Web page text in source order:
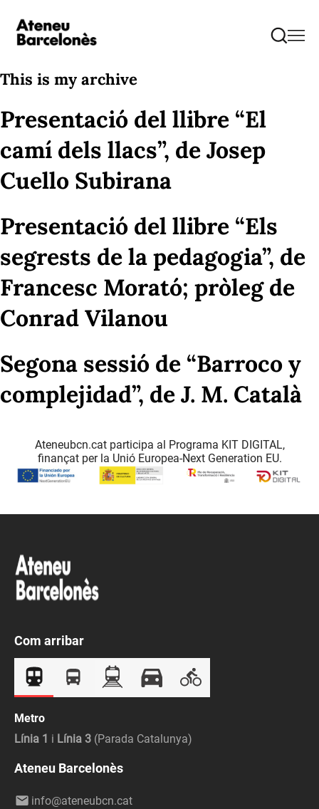
This is my archive
Presentació del llibre “El
camí dels llacs”, de Josep
Cuello Subirana
Presentació del llibre “Els
segrests de la pedagogia”, de
Francesc Morató; pròleg de
Conrad Vilanou
Segona sessió de “Barroco y
complejidad”, de J. M. Català
Ateneubcn.cat participa al Programa KIT DIGITAL,
finançat per la Unió Europea-Next Generation EU.
Com arribar
Metro
Línia 1 i Línia 3 (Parada Catalunya)
Ateneu Barcelonès
info@ateneubcn.cat